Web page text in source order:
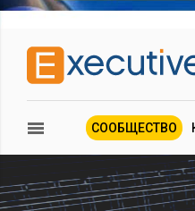
СООБЩЕСТВО